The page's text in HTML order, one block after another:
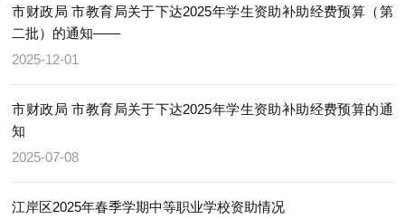
市财政局 市教育局关于下达2025年学生资助补助经费预算（第
二批）的通知——
2025-12-01
市财政局 市教育局关于下达2025年学生资助补助经费预算的通
知
2025-07-08
江岸区2025年春季学期中等职业学校资助情况